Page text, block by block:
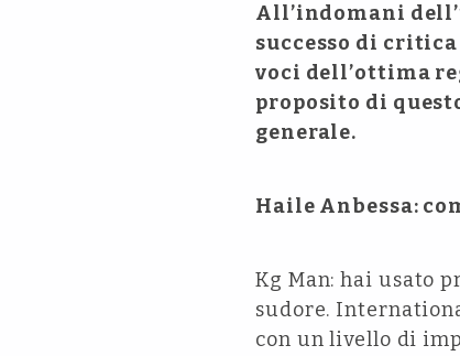
All’indomani
successo di
voci dell’ottima
proposito di
generale.
Haile Anbessa:
Kg Man: hai usato
sudore.
con un livello di